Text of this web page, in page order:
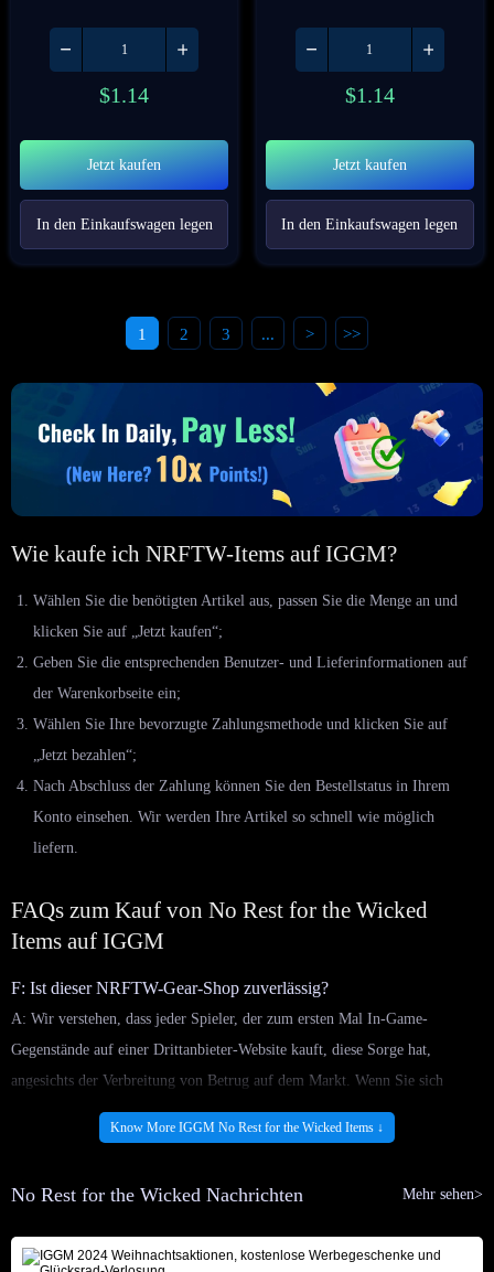
$1.14
Jetzt kaufen
In den Einkaufswagen legen
$1.14
Jetzt kaufen
In den Einkaufswagen legen
1 2 3 ... > >>
Wie kaufe ich NRFTW-Items auf IGGM?
Wählen Sie die benötigten Artikel aus, passen Sie die Menge an und
klicken Sie auf „Jetzt kaufen“;
Geben Sie die entsprechenden Benutzer- und Lieferinformationen auf
der Warenkorbseite ein;
Wählen Sie Ihre bevorzugte Zahlungsmethode und klicken Sie auf
„Jetzt bezahlen“;
Nach Abschluss der Zahlung können Sie den Bestellstatus in Ihrem
Konto einsehen. Wir werden Ihre Artikel so schnell wie möglich
liefern.
FAQs zum Kauf von No Rest for the Wicked
Items auf IGGM
F: Ist dieser NRFTW-Gear-Shop zuverlässig?
A: Wir verstehen, dass jeder Spieler, der zum ersten Mal In-Game-
Gegenstände auf einer Drittanbieter-Website kauft, diese Sorge hat,
angesichts der Verbreitung von Betrug auf dem Markt. Wenn Sie sich
jedoch für IGGM entscheiden, müssen Sie sich um solche Probleme keine
Sorgen machen. Ein wichtiger Grund, warum die auf IGGM angebotenen
Partnerschaft mit sicheren und stabilen Lieferanten. Dies stellt sicher, dass
alle auf unserer Website gelisteten Artikel absolut sicher sind und keine
Bedrohung für Ihr Konto darstellen. Darüber hinaus garantieren die
Know More IGGM No Rest for the Wicked Items ↓
No Rest for the Wicked Nachrichten Mehr sehen>